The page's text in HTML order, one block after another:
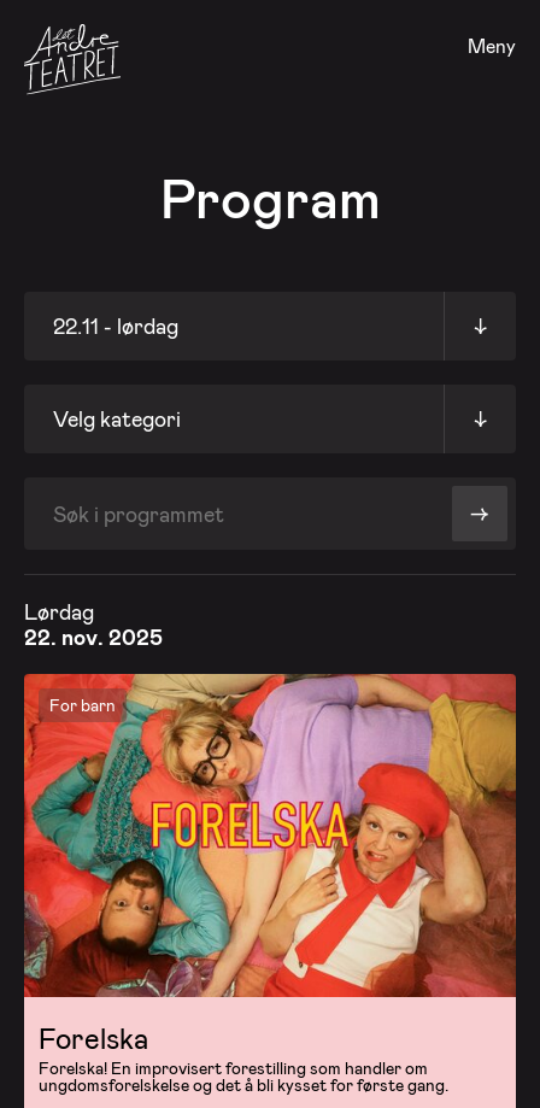
Meny
Program
22.11 - lørdag ↓
Velg kategori ↓
->
Lørdag
22. nov. 2025
For barn
Forelska
Forelska! En improvisert forestilling som handler om
ungdomsforelskelse og det å bli kysset for første gang.